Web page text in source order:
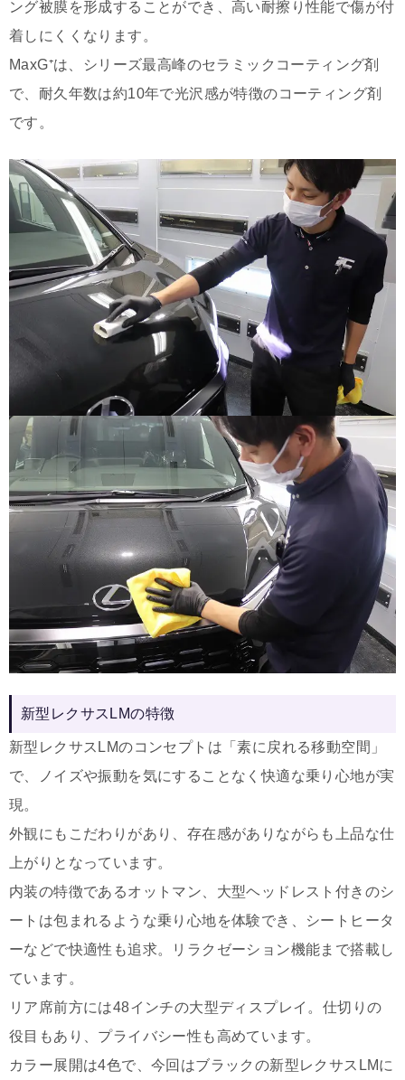
ング被膜を形成することができ、高い耐擦り性能で傷が付
着しにくくなります。
MaxG⁺は、シリーズ最高峰のセラミックコーティング剤
で、耐久年数は約10年で光沢感が特徴のコーティング剤
です。
新型レクサスLMの特徴
新型レクサスLMのコンセプトは「素に戻れる移動空間」
で、ノイズや振動を気にすることなく快適な乗り心地が実
現。
外観にもこだわりがあり、存在感がありながらも上品な仕
上がりとなっています。
内装の特徴であるオットマン、大型ヘッドレスト付きのシ
ートは包まれるような乗り心地を体験でき、シートヒータ
ーなどで快適性も追求。リラクゼーション機能まで搭載し
ています。
リア席前方には48インチの大型ディスプレイ。仕切りの
役目もあり、プライバシー性も高めています。
カラー展開は4色で、今回はブラックの新型レクサスLMに